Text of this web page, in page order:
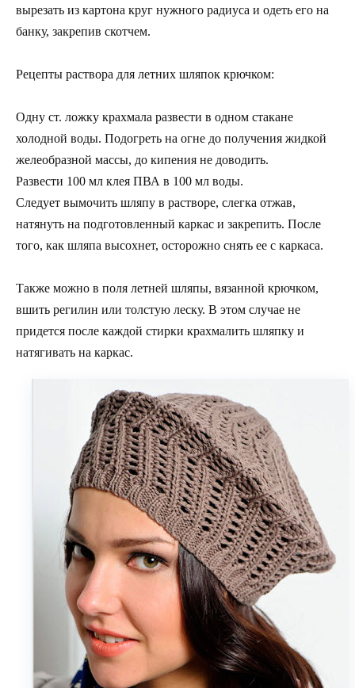
вырезать из картона круг нужного радиуса и одеть его на
банку, закрепив скотчем.
Рецепты раствора для летних шляпок крючком:
Одну ст. ложку крахмала развести в одном стакане
холодной воды. Подогреть на огне до получения жидкой
желеобразной массы, до кипения не доводить.
Развести 100 мл клея ПВА в 100 мл воды.
Следует вымочить шляпу в растворе, слегка отжав,
натянуть на подготовленный каркас и закрепить. После
того, как шляпа высохнет, осторожно снять ее с каркаса.
Также можно в поля летней шляпы, вязанной крючком,
вшить регилин или толстую леску. В этом случае не
придется после каждой стирки крахмалить шляпку и
натягивать на каркас.